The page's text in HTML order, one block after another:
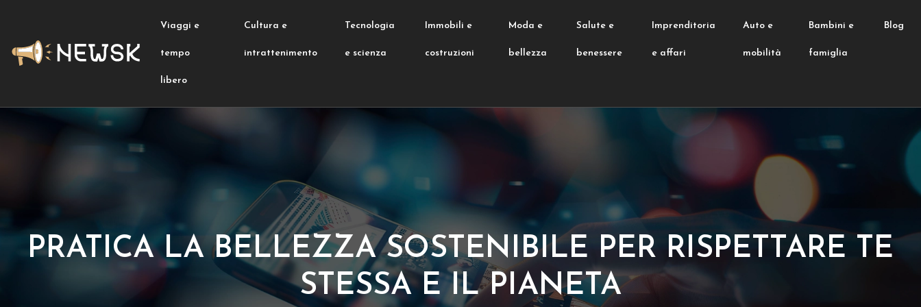
Viaggi e
tempo
libero
Cultura e
intrattenimento
Tecnologia
e scienza
Immobili e
costruzioni
Moda e
bellezza
Salute e
benessere
Imprenditoria
e affari
Auto e
mobilità
Bambini e
famiglia
Blog
PRATICA LA BELLEZZA SOSTENIBILE PER RISPETTARE TE
STESSA E IL PIANETA